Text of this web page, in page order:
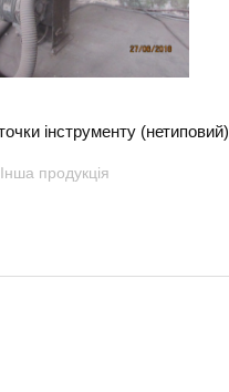
інструменту (нетиповий)
Інша продукція